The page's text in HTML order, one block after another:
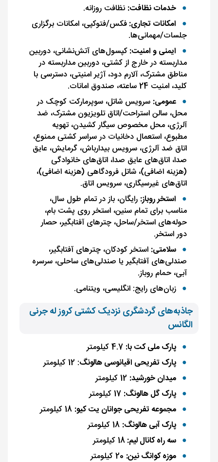
خدمات نظافت: نظافت روزانه.
امکانات تجاری:فکس/فتوکپی، امکانات برگزاری
جلسات/مهمانی‌ها.
ایمنی و امنیت:کپسول‌های آتش‌نشانی، دوربین
مداربسته در خارج از کشتی، دوربین مداربسته در
مناطق مشترک، آلارم دود، آژیر امنیتی، دسترسی با
کلید، امنیت 24 ساعته، صندوق امانات.
عمومی: سرویس شاتل، سوپرمارکت کوچک در
محل، سالن استراحت/اتاق تلویزیون مشترک، ضد
آلرژی، محل مخصوص سیگار کشیدن، تهویه
مطبوع، استعمال دخانیات در سراسر کشتی ممنوع،
اتاق ضد آلرژی، سرویس بیدارباش، گرمایش، عایق
صدا، اتاق‌های عایق صدا، اتاق‌های خانوادگی
(هزینه اضافی)، شاتل فرودگاهی (هزینه اضافی)،
اتاق‌های غیرسیگاری، سرویس اتاق.
استخر روباز: رایگان، باز در تمام طول سال،
مناسب برای تمام سنین، استخر روی پشت بام،
حوله‌های استخر/ساحل، چترهای آفتابگیر، حصار
دور استخر.
سلامتی: استخر کودکان، چترهای آفتابگیر،
صندلی‌های آفتابگیر یا صندلی‌های ساحلی، سرسره
آبی، حمام روباز.
زبان‌های رایج: انگلیسی، ویتنامی.
جاذبه‌های گردشگری نزدیک کشتی کروز له جرنی
الگانس
پارک ملی کت با:
پارک تفریحی اقیانوسی هالونگ: 12 کیلومتر
میدان خورشید:
پارک گل هالونگ:
مجموعه تفریحی جوانان یت کیو:
پارک آبی هالونگ:
سه راه کانال لیم:18 کیلومتر
موزه کوانگ نین: